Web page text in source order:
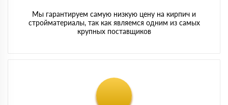
Мы гарантируем самую низкую цену на кирпич и
стройматериалы, так как являемся одним из самых
крупных поставщиков